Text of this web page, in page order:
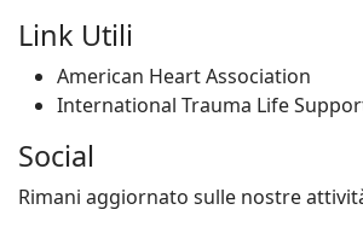
Link Utili
American Heart Association
International Trauma Life
Social
Rimani aggiornato sulle nostre